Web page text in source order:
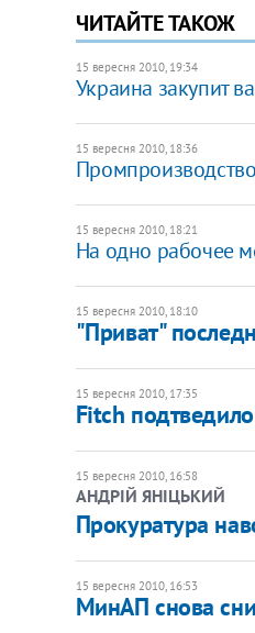
ЧИТАЙТЕ ТАКОЖ
15 вересня 2010, 19:34
Украина закупит
15 вересня 2010, 18:36
15 вересня 2010, 18:21
На одно рабочее
15 вересня 2010, 18:10
"Приват"
15 вересня 2010, 17:35
Fitch
15 вересня 2010, 16:58
АНДРІЙ ЯНІЦЬКИЙ
​Прокуратура
15 вересня 2010, 16:53
МинАП снова